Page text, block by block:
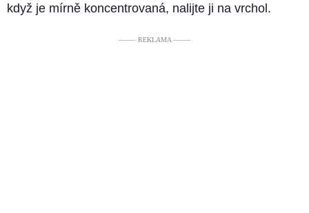
když je mírně koncentrovaná, nalijte ji na vrchol.
––––– REKLAMA –––––